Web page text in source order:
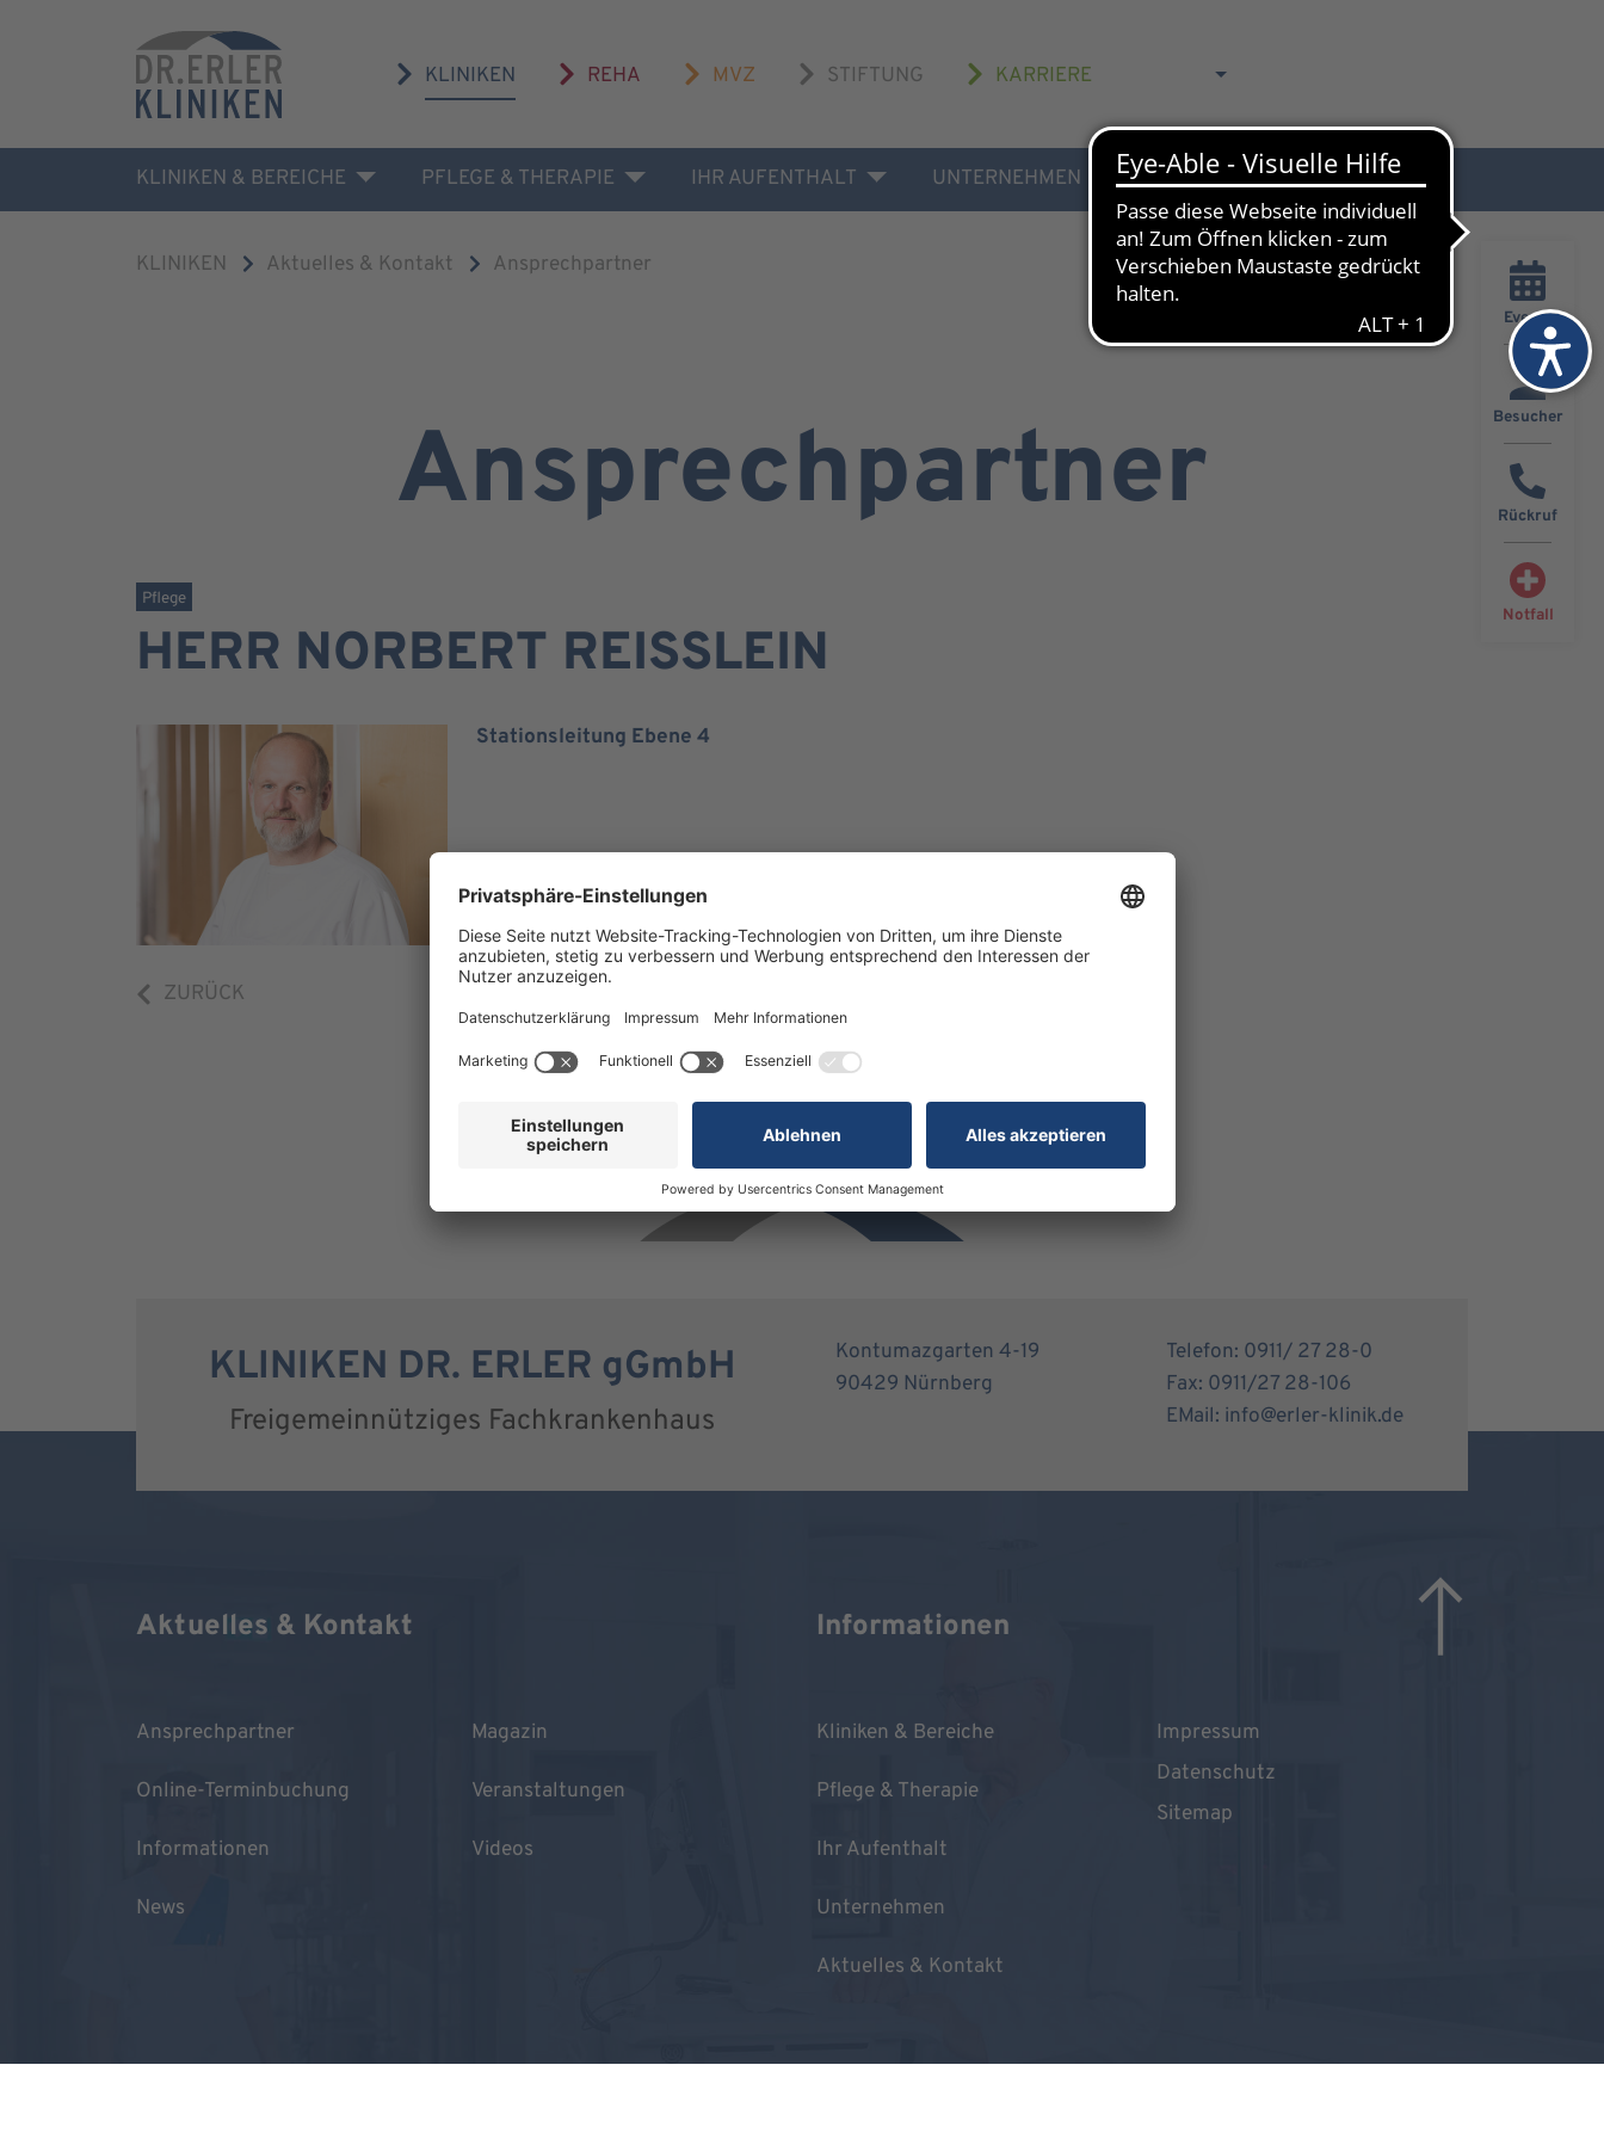
KLINIKEN REHA MVZ STIFTUNG KARRIERE
KLINIKEN & BEREICHE PFLEGE & THERAPIE IHR AUFENTHALT UNTERNEHMEN AKTUELLES & KONTAKT
Events
Besucher
Rückruf
Notfall
KLINIKEN Aktuelles & Kontakt Ansprechpartner
Ansprechpartner
Pflege
HERR NORBERT REISSLEIN
Stationsleitung Ebene 4
ZURÜCK
KLINIKEN DR. ERLER gGmbH
Freigemeinnütziges Fachkrankenhaus
Kontumazgarten 4-19
90429 Nürnberg
Telefon: 0911/ 27 28-0
Fax: 0911/27 28-106
EMail: info@erler-klinik.de
Aktuelles & Kontakt
Ansprechpartner
Online-Terminbuchung
Informationen
News
Magazin
Veranstaltungen
Videos
Informationen
Kliniken & Bereiche
Pflege & Therapie
Ihr Aufenthalt
Unternehmen
Aktuelles & Kontakt
Impressum
Datenschutz
Sitemap